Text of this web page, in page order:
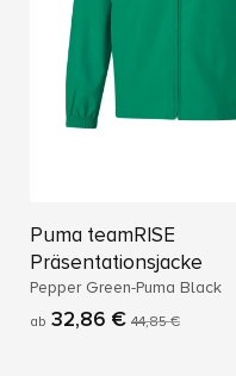
Puma teamRISE
Präsentationsjacke
Pepper Green-Puma Black
ab 32,86 € 44,85 €